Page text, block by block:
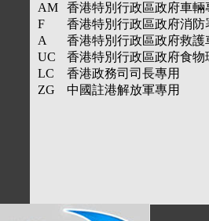
AM
香港特別行政區政府車輛
F
香港特別行政區政府消防
A
香港特別行政區政府救護
UC
香港特別行政區政府食
LC
香港政務司司長專用
ZG
中國註港解放軍專用